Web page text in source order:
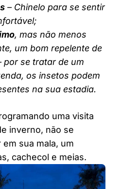
– Chinelo para se sentir
, mas não menos
um bom repelente de
por se tratar de um
os insetos podem
na sua estadia.
uma visita
inverno, não se
sua mala, um
cachecol e meias.